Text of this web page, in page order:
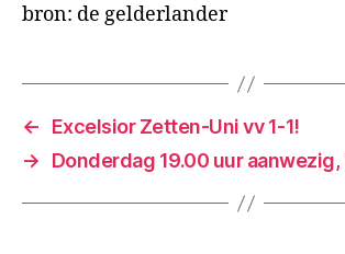
bron: de gelderlander
←
Excelsior Zetten-Uni vv 1-1!
→
Donderdag 19.00 uur aanwezig,